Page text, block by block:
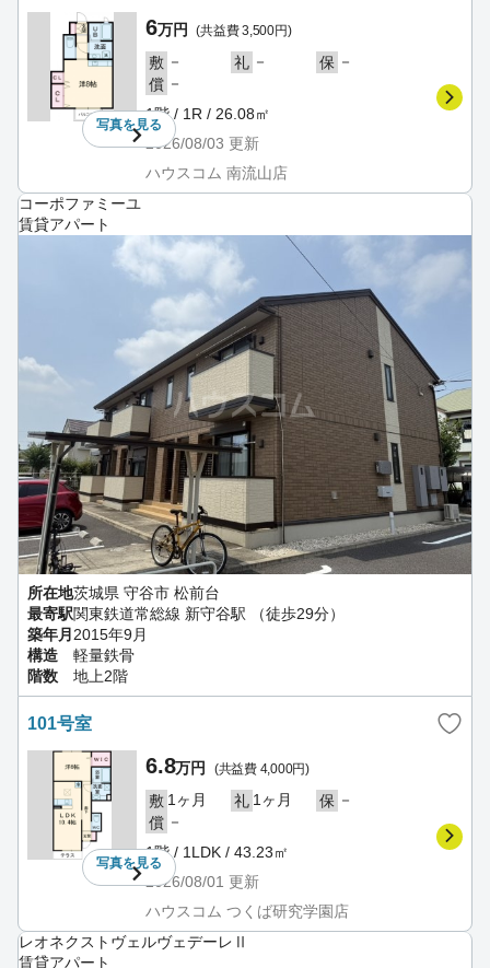
写真を見る
6万円 (共益費 3,500円)
敷 － 礼 － 保 －
償 －
1階 / 1R / 26.08㎡
2026/08/03 更新
ハウスコム 南流山店
コーポファミーユ
賃貸アパート
所在地茨城県 守谷市 松前台
最寄駅関東鉄道常総線 新守谷駅 （徒歩29分）
築年月 2015年9月
構造
軽量鉄骨
階数
地上2階
101号室
写真を見る
6.8万円 (共益費 4,000円)
敷 1ヶ月 礼 1ヶ月 保 －
償 －
1階 / 1LDK / 43.23㎡
2026/08/01 更新
ハウスコム つくば研究学園店
レオネクストヴェルヴェデーレⅡ
賃貸アパート